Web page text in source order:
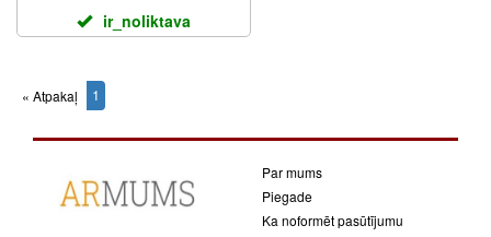
ir_noliktava
« Atpakaļ 1
Par mums
Piegade
Ka noformēt pasūtījumu